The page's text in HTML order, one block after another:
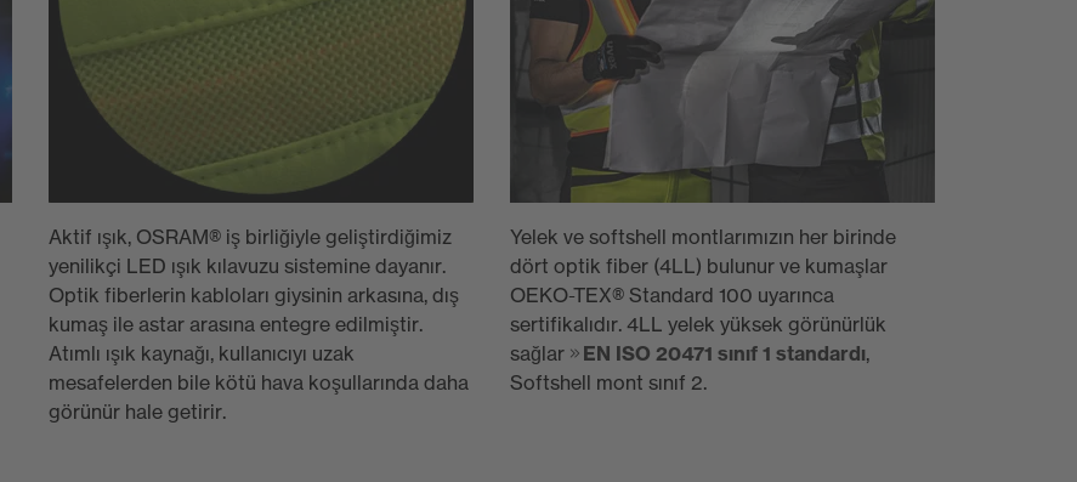
Aktif ışık, OSRAM® iş birliğiyle geliştirdiğimiz
yenilikçi LED ışık kılavuzu sistemine dayanır.
Optik fiberlerin kabloları giysinin arkasına, dış
kumaş ile astar arasına entegre edilmiştir.
Atımlı ışık kaynağı, kullanıcıyı uzak
mesafelerden bile kötü hava koşullarında daha
görünür hale getirir.
Yelek ve softshell montlarımızın her birinde
dört optik fiber (4LL) bulunur ve kumaşlar
OEKO-TEX® Standard 100 uyarınca
sertifikalıdır. 4LL yelek yüksek görünürlük
sağlar
EN ISO 20471 sınıf 1 standardı,
Softshell mont sınıf 2.